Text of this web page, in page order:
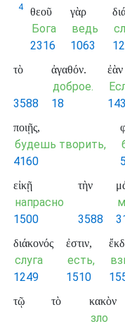
4 θεοῦ
Бога
2316
γὰρ
ведь
1063
τὸ
3588
ἀγαθόν.
доброе.
18
ἐὰν
ποιῇς,
будешь творить,
4160
εἰκῇ
напрасно
1500
τὴν
3588
διάκονός
слуга
1249
ἐστιν,
есть,
1510
τῷ τὸ κακὸν
зло